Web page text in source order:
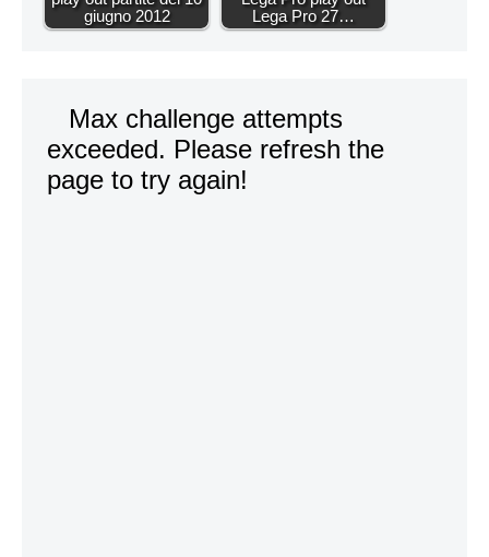
giugno 2012
Lega Pro 27…